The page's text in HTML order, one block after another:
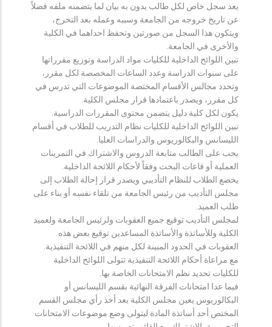
يعد سجل خاص لكل طالب يدون به بيان لما يتضمنه ملفه فضلاً
عن تاريخ خروجه من الجامعة وسببه وعمله بعد التخرج،
ويتكون هذا السجل من صورتين وتحفظ احداهما في الكلية
والأخرى في الجامعة.
تبين اللوائح الداخلية للكليات مواد الدراسة وتوزيع مقرراتها
على سنوات الدراسة وعدد الساعات المخصصة لكل مقرر،
وتحدد مجالس الأقسام المختصة الموضوعات التي تدرس في
كل مقرر، ويصدر باعتمادها قرار مجلس الكلية.
يكون لكل كلية دليل يتضمن محتوى المقررات الدراسية.
تبين اللوائح الداخلية للكليات نظام التدريب للطلاب في أقسام
الليسانس والبكالوريوس والدراسات العليا.
يجب على الطالب متابعة الدروس والاشتراك في التمرينات
العملية أو قاعات البحث وفقاً لأحكام اللائحة الداخلية.
يخضع الطلاب للنظام التأديبي ويصدر قرار إحالة الطلاب إلى
مجلس التأديب من رئيس الجامعة من تلقاء نفسه أو بناء على
طلب العميد.
لمجلس التأديب توقيع جميع العقوبات ولرئيس الجامعة ولعميد
الكلية وللأساتذة والأساتذة المساعدين توقيع بعض هذه
العقوبات في الحدود المبينة لكل منهم في اللائحة التنفيذية.
مع مراعاة أحكام اللائحة التنفيذية تتولى اللوائح الداخلية
للكليات تحديد نظم الامتحانات الخاصة بها.
فيما عدا امتحانات الفرقة النهائية بقسم الليسانس أو
البكالوريوس يعين مجلس الكلية بعد أخذ رأي مجلس القسم
المختص أحد أساتذة المادة ليتولى وضع موضوعات الامتحانات